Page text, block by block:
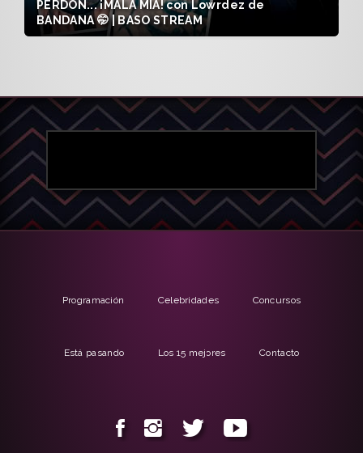
PERDÓN... ¡MALA MÍA! con Lowrdez de
BANDANA 🤭 | BASO STREAM
Programación Celebridades Concursos
Está pasando Los 15 mejores Contacto